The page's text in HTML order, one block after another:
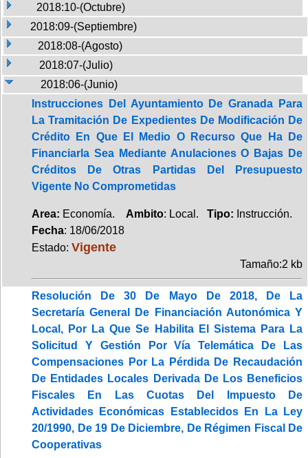
2018:10-(Octubre)
2018:09-(Septiembre)
2018:08-(Agosto)
2018:07-(Julio)
2018:06-(Junio)
Instrucciones Del Ayuntamiento De Granada Para
La Tramitación De Expedientes De Modificación De
Crédito En Que El Medio O Recurso Que Ha De
Financiarla Sea Mediante Anulaciones O Bajas De
Créditos De Otras Partidas Del Presupuesto
Vigente No Comprometidas
Area: Economía. Ambito: Local. Tipo: Instrucción.
Fecha: 18/06/2018
Estado: Vigente
Tamaño:2 kb
Resolución De 30 De Mayo De 2018, De La
Secretaría General De Financiación Autonómica Y
Local, Por La Que Se Habilita El Sistema Para La
Solicitud Y Gestión Por Vía Telemática De Las
Compensaciones Por La Pérdida De Recaudación
De Entidades Locales Derivada De Los Beneficios
Fiscales En Las Cuotas Del Impuesto De
Actividades Económicas Establecidos En La Ley
20/1990, De 19 De Diciembre, De Régimen Fiscal De
Cooperativas